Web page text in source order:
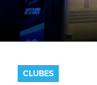
CLUBES